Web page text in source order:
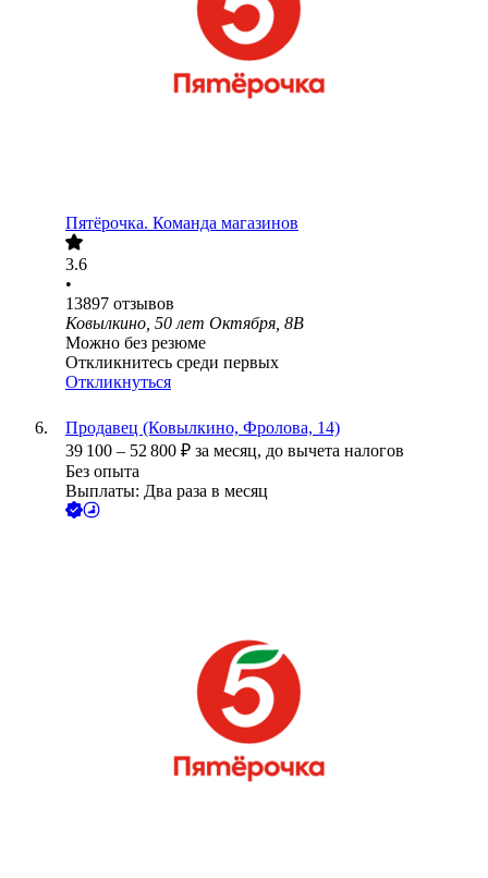
Пятёрочка. Команда магазинов
3.6
•
13897 отзывов
Ковылкино, 50 лет Октября, 8В
Можно без резюме
Откликнитесь среди первых
Откликнуться
Продавец (Ковылкино, Фролова, 14)
39 100 – 52 800 ₽ за месяц, до вычета налогов
Без опыта
Выплаты: Два раза в месяц